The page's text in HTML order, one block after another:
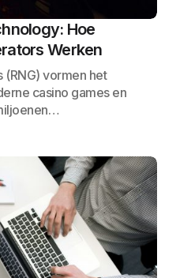
Hoe
Werken
(RNG) vormen het
casino games en